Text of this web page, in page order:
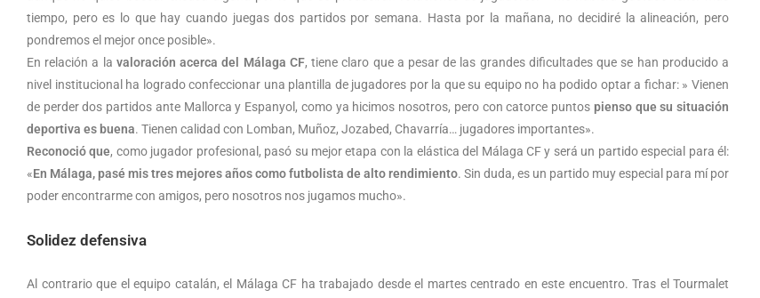
tiempo, pero es lo que hay cuando juegas dos partidos por semana. Hasta por la mañana, no decidiré la alineación, pero
pondremos el mejor once posible».
En relación a la valoración acerca del Málaga CF, tiene claro que a pesar de las grandes dificultades que se han producido a
nivel institucional ha logrado confeccionar una plantilla de jugadores por la que su equipo no ha podido optar a fichar: » Vienen
de perder dos partidos ante Mallorca y Espanyol, como ya hicimos nosotros, pero con catorce puntos pienso que su situación
deportiva es buena. Tienen calidad con Lomban, Muñoz, Jozabed, Chavarría… jugadores importantes».
Reconoció que, como jugador profesional, pasó su mejor etapa con la elástica del Málaga CF y será un partido especial para él:
«En Málaga, pasé mis tres mejores años como futbolista de alto rendimiento. Sin duda, es un partido muy especial para mí por
poder encontrarme con amigos, pero nosotros nos jugamos mucho».
Solidez defensiva
Al contrario que el equipo catalán, el Málaga CF ha trabajado desde el martes centrado en este encuentro. Tras el Tourmalet